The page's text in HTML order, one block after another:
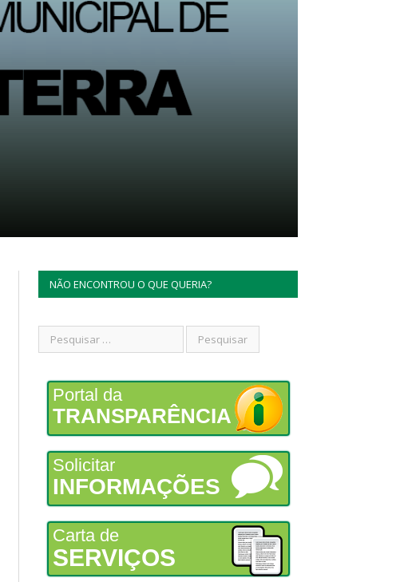
NÃO ENCONTROU O QUE QUERIA?
Portal da
TRANSPARÊNCIA
Solicitar
INFORMAÇÕES
Carta de
SERVIÇOS